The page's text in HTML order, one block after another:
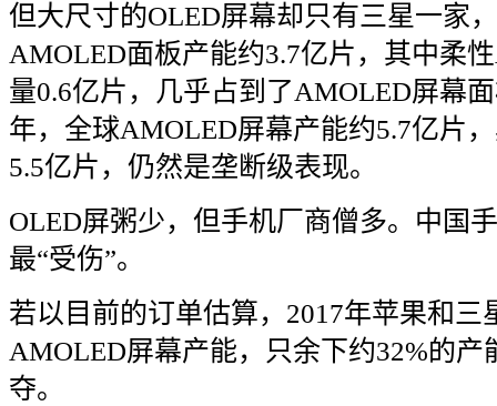
但大尺寸的OLED屏幕却只有三星一家
AMOLED面板产能约3.7亿片，其中柔性
量0.6亿片，几乎占到了AMOLED屏幕
年，全球AMOLED屏幕产能约5.7亿片
5.5亿片，仍然是垄断级表现。
OLED屏粥少，但手机厂商僧多。中国
最“受伤”。
若以目前的订单估算， 2017年苹果和三
AMOLED屏幕产能，只余下约32%的产
夺。